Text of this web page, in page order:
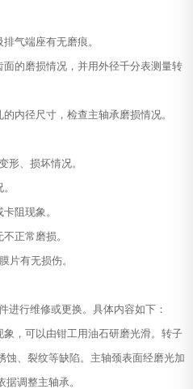
气端座有无磨痕。
的磨损情况，并用外径千分表测量转
内径尺寸，检查主轴承磨损情况。
形、损坏情况。
阻现象。
正常磨损。
片有无损伤。
进行维修或更换。具体内容如下：
，可以由钳工用油石研磨光滑。转子
蚀、裂纹等缺陷。主轴颈表面经磨光加
调整主轴承。